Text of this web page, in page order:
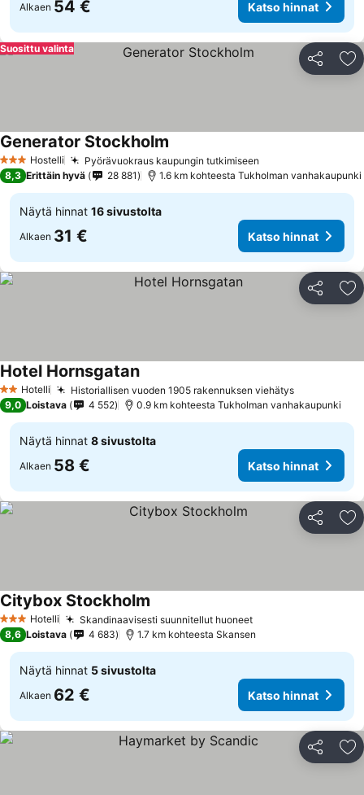
Alkaen 54 € Katso hinnat
Jaa
Suosittu valinta
3 Tähtiluokitus
Hostelli Pyörävuokraus kaupungin tutkimiseen
Generator Stockholm
8,3 Erittäin hyvä 28 881 1.6 km kohteesta Tukholman vanhakaupunki
Näytä hinnat 16 sivustolta
Alkaen 31 € Katso hinnat
Jaa
2 Tähtiluokitus
Hotelli Historiallisen vuoden 1905 rakennuksen viehätys
Hotel Hornsgatan
9,0 Loistava 4 552 0.9 km kohteesta Tukholman vanhakaupunki
Näytä hinnat 8 sivustolta
Alkaen 58 € Katso hinnat
Jaa
3 Tähtiluokitus
Hotelli Skandinaavisesti suunnitellut huoneet
Citybox Stockholm
8,6 Loistava 4 683 1.7 km kohteesta Skansen
Näytä hinnat 5 sivustolta
Alkaen 62 € Katso hinnat
Jaa